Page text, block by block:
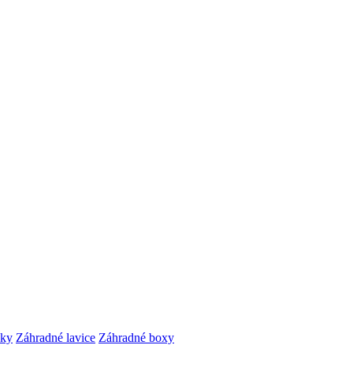
Záhradné lavice Záhradné boxy